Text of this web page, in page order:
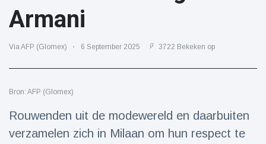
Gaming
Laatste nieuws
Armani
Via AFP (Glomex) 6 September 2025 3722 Bekeken op
Bron: AFP (Glomex)
Rouwenden uit de modewereld en daarbuiten
verzamelen zich in Milaan om hun respect te